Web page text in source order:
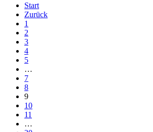
Start
Zurück
1
2
3
4
5
…
7
8
9
10
11
…